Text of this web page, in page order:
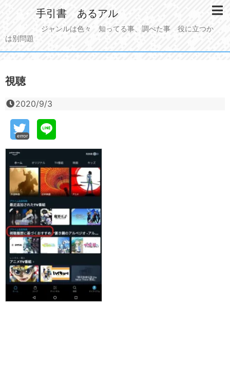
手引書 あるアル
ジャンルは色々 知ってる事、調べた事 役に立つか
は別問題
視聴
2020/9/3
error